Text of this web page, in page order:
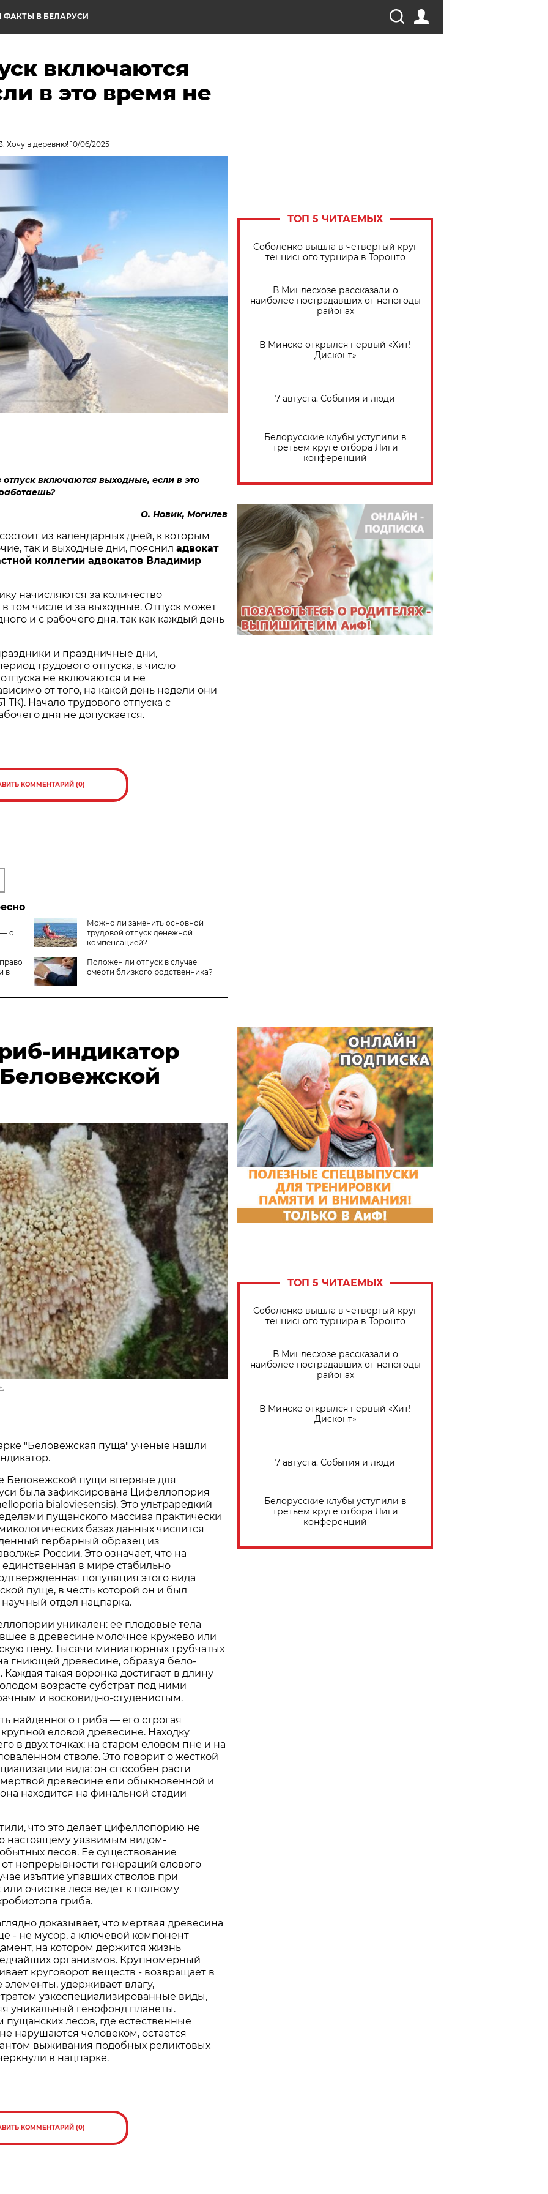
ФАКТЫ В БЕЛАРУСИ
включаются
в это время не
Хочу в деревню! 10/06/2025
включаются выходные, если в это
О. Новик, Могилев
из календарных дней, к которым
так и выходные дни, пояснил адвокат
коллегии адвокатов Владимир
начисляются за количество
том числе и за выходные. Отпуск может
и с рабочего дня, так как каждый день
и праздничные дни,
трудового отпуска, в число
не включаются и не
от того, на какой день недели они
ТК). Начало трудового отпуска с
дня не допускается.
КОММЕНТАРИЙ (0)
— о
Можно ли заменить основной
трудовой отпуск денежной
компенсацией?
в
Положен ли отпуск в случае
смерти близкого родственника?
ТОП 5 ЧИТАЕМЫХ
Соболенко вышла в четвертый круг
теннисного турнира в Торонто
В Минлесхозе рассказали о
наиболее пострадавших от непогоды
районах
В Минске открылся первый «Хит!
Дисконт»
7 августа. События и люди
Белорусские клубы уступили в
третьем круге отбора Лиги
конференций
индикатор
"Беловежская пуща" ученые нашли
Беловежской пущи впервые для
была зафиксирована Цифеллопория
bialoviesensis). Это ультраредкий
пущанского массива практически
базах данных числится
гербарный образец из
России. Это означает, что на
в мире стабильно
популяция этого вида
пуще, в честь которой он и был
научный отдел нацпарка.
уникален: ее плодовые тела
в древесине молочное кружево или
пену. Тысячи миниатюрных трубчатых
гниющей древесине, образуя бело-
такая воронка достигает в длину
возрасте субстрат под ними
и восковидно-студенистым.
найденного гриба — его строгая
еловой древесине. Находку
в двух точках: на старом еловом пне и на
стволе. Это говорит о жесткой
вида: он способен расти
древесине ели обыкновенной и
она находится на финальной стадии
что это делает цифеллопорию не
настоящему уязвимым видом-
лесов. Ее существование
непрерывности генераций елового
изъятие упавших стволов при
очистке леса ведет к полному
гриба.
доказывает, что мертвая древесина
- не мусор, а ключевой компонент
на котором держится жизнь
организмов. Крупномерный
круговорот веществ - возвращает в
удерживает влагу,
узкоспециализированные виды,
уникальный генофонд планеты.
лесов, где естественные
нарушаются человеком, остается
выживания подобных реликтовых
в нацпарке.
КОММЕНТАРИЙ (0)
ТОП 5 ЧИТАЕМЫХ
Соболенко вышла в четвертый круг
теннисного турнира в Торонто
В Минлесхозе рассказали о
наиболее пострадавших от непогоды
районах
В Минске открылся первый «Хит!
Дисконт»
7 августа. События и люди
Белорусские клубы уступили в
третьем круге отбора Лиги
конференций